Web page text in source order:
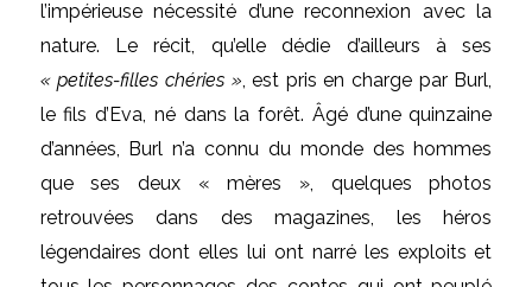
l’impérieuse nécessité d’une reconnexion avec la
nature. Le récit, qu’elle dédie d’ailleurs à ses
« petites-filles chéries » , est pris en charge par Burl,
le fils d’Eva, né dans la forêt. Âgé d’une quinzaine
d’années, Burl n’a connu du monde des hommes
que ses deux « mères », quelques photos
retrouvées dans des magazines, les héros
légendaires dont elles lui ont narré les exploits et